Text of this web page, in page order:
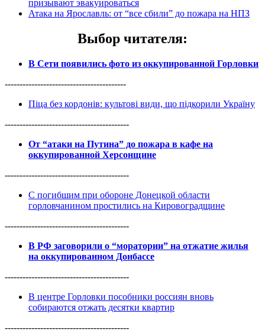
призывают эвакуироваться
Атака на Ярославль: от “все сбили” до пожара на НПЗ
Выбор читателя:
В Сети появились фото из оккупированной Горловки
-----------------------------------------
Піца без кордонів: культові види, що підкорили Україну
------------------------------------------
От “атаки на Путина” до пожара в кафе на
оккупированной Херсонщине
------------------------------------------
С погибшим при обороне Донецкой области
горловчанином простились на Кировоградщине
------------------------------------------
В РФ заговорили о “моратории” на отжатие жилья
на оккупированном Донбассе
------------------------------------------
В центре Горловки пособники россиян вновь
собираются отжать десятки квартир
------------------------------------------